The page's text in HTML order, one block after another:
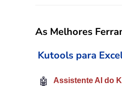
As Melhores
Kutools para
🤖 Assistente AI do